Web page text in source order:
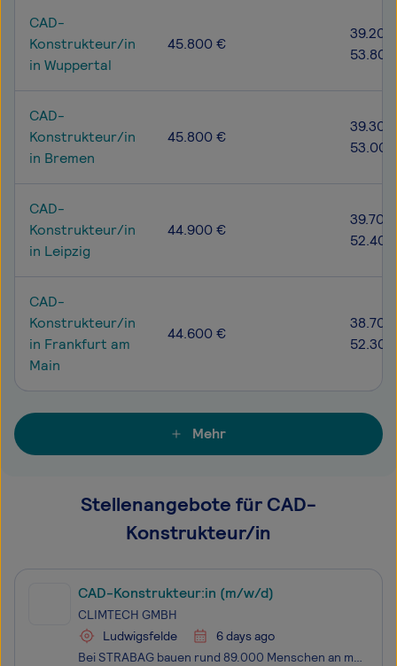
CAD-
Konstrukteur/in
in Wuppertal
45.800 €
CAD-
Konstrukteur/in
in Bremen
45.800 €
CAD-
Konstrukteur/in
in Leipzig
44.900 €
CAD-
Konstrukteur/in
in Frankfurt am
Main
44.600 €
Mehr
Stellenangebote für CAD-
Konstrukteur/in
CAD-Konstrukteur:in (m/w/d)
CLIMTECH GMBH
Ludwigsfelde
6 days ago
Bei STRABAG bauen rund 89.000 Menschen an mehr als 2.400 Standorten weltweit am Fortschritt. Einzigartigkeit und individuelle Stärken kennzeichnen dabei nicht nur unsere Projekte, sondern auch jede:n Einzelne:n von uns. Ob im Hoch- und Ingenieurbau, Straßen- und Tiefbau, Brücken- und Tunnelbau, in d